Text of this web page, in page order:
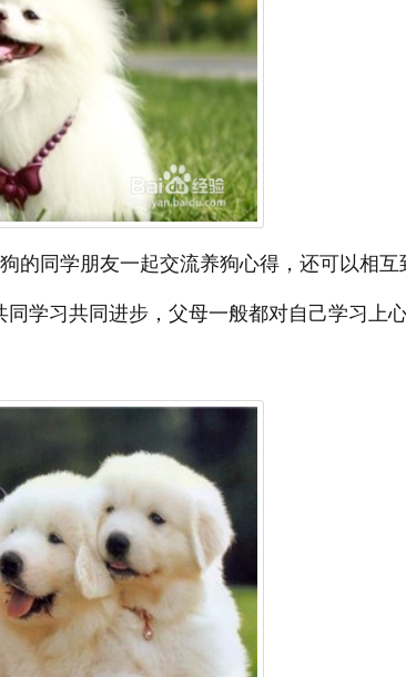
的同学朋友一起交流养狗心得，还可以相
学习共同进步，父母一般都对自己学习上